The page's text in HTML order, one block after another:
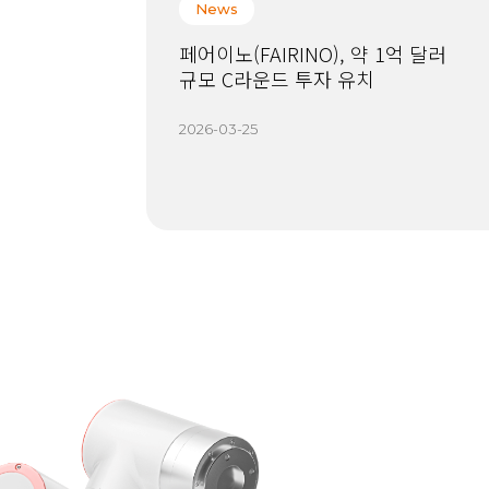
News
페어이노(FAIRINO), 약 1억 달러
규모 C라운드 투자 유치
2026-03-25